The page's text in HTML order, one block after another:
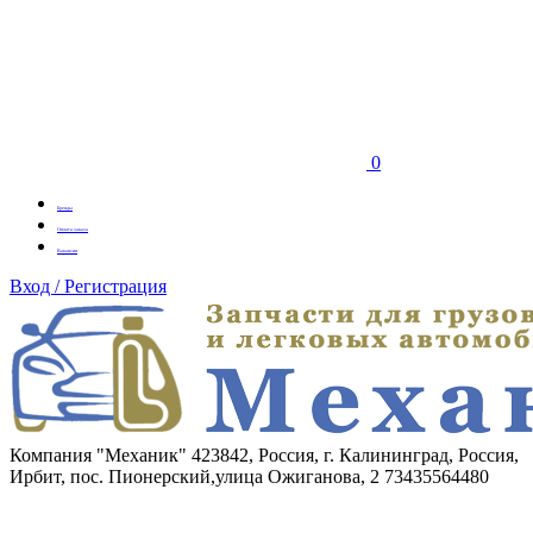
0
Бренды
Оплата заказа
Вакансии
Вход / Регистрация
Компания "Механик" 423842, Россия, г. Калининград, Россия,
Ирбит, пос. Пионерский,улица Ожиганова, 2 73435564480